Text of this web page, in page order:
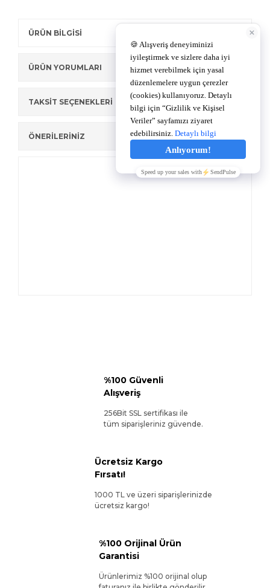
ÜRÜN BİLGİSİ
ÜRÜN YORUMLARI
TAKSİT SEÇENEKLERİ
ÖNERİLERİNİZ
%100 Güvenli
Alışveriş
256Bit SSL sertifikası ile
tüm siparişleriniz güvende.
Ücretsiz Kargo
Fırsatı!
1000 TL ve üzeri siparişlerinizde
ücretsiz kargo!
%100 Orijinal Ürün
Garantisi
Ürünlerimiz %100 orijinal olup